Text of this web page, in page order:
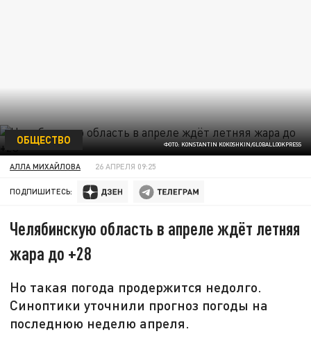
ФОТО: KONSTANTIN KOKOSHKIN/GLOBALLOOKPRESS
ОБЩЕСТВО
АЛЛА МИХАЙЛОВА 26 АПРЕЛЯ 09:25
ПОДПИШИТЕСЬ:
Челябинскую область в апреле ждёт летняя
жара до +28
Но такая погода продержится недолго.
Синоптики уточнили прогноз погоды на
последнюю неделю апреля.